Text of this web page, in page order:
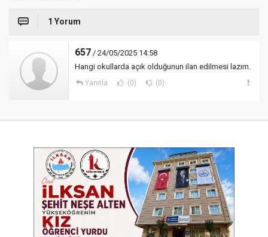
1 Yorum
657 / 24/05/2025 14:58
Hangi okullarda açık olduğunun ilan edilmesi lazım.
Yanıtla (0) (0)